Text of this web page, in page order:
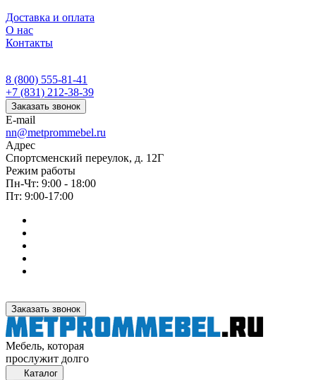
Доставка и оплата
О нас
Контакты
8 (800) 555-81-41
+7 (831) 212-38-39
Заказать звонок
E-mail
nn@metprommebel.ru
Адрес
Спортсменский переулок, д. 12Г
Режим работы
Пн-Чт: 9:00 - 18:00
Пт: 9:00-17:00
Заказать звонок
Мебель, которая
прослужит долго
Каталог